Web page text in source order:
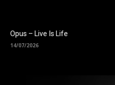
Opus – Live Is Life
14/07/2026